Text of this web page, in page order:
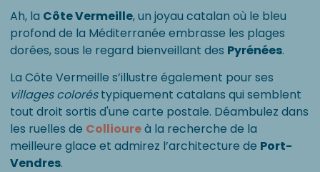
Ah, la Côte Vermeille, un joyau catalan où le bleu
profond de la Méditerranée embrasse les plages
dorées, sous le regard bienveillant des Pyrénées.
La Côte Vermeille s’illustre également pour ses
villages coloréstypiquement catalans qui semblent
tout droit sortis d'une carte postale. Déambulez dans
les ruelles de Collioureà la recherche de la
meilleure glace et admirez l’architecture de Port-
Vendres.